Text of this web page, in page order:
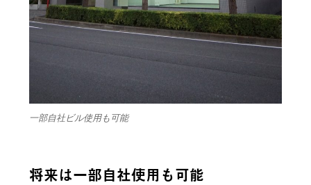
一部自社ビル使用も可能
将来は一部自社使用も可能